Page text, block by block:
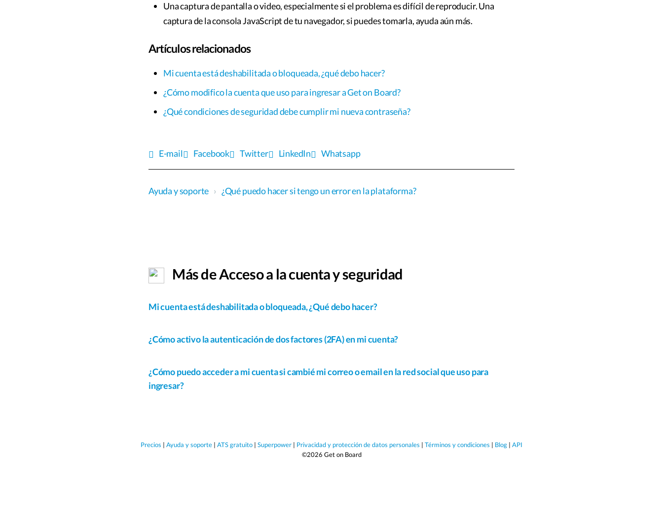
Una captura de pantalla o video, especialmente si el problema es difícil de reproducir. Una
captura de la consola JavaScript de tu navegador, si puedes tomarla, ayuda aún más.
Artículos relacionados
Mi cuenta está deshabilitada o bloqueada, ¿qué debo hacer?
¿Cómo modifico la cuenta que uso para ingresar a Get on Board?
¿Qué condiciones de seguridad debe cumplir mi nueva contraseña?
E-mail Facebook Twitter LinkedIn Whatsapp
Ayuda y soporte › ¿Qué puedo hacer si tengo un error en la plataforma?
Más de Acceso a la cuenta y seguridad
Mi cuenta está deshabilitada o bloqueada, ¿Qué debo hacer?
¿Cómo activo la autenticación de dos factores (2FA) en mi cuenta?
¿Cómo puedo acceder a mi cuenta si cambié mi correo o email en la red social que uso para
ingresar?
Precios | Ayuda y soporte | ATS gratuito | Superpower | Privacidad y protección de datos personales | Términos y condiciones | Blog | API
©2026 Get on Board